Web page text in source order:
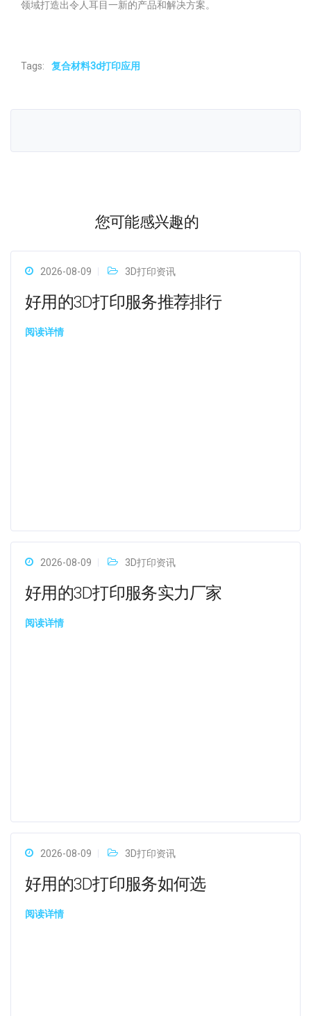
领域打造出令人耳目一新的产品和解决方案。
Tags: 复合材料3d打印应用
您可能感兴趣的
2026-08-09 3D打印资讯
好用的3D打印服务推荐排行
阅读详情
2026-08-09 3D打印资讯
好用的3D打印服务实力厂家
阅读详情
2026-08-09 3D打印资讯
好用的3D打印服务如何选
阅读详情